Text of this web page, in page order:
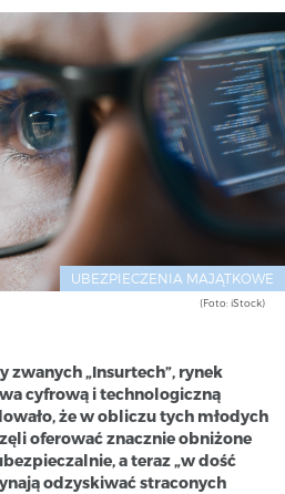
UBEZPIECZENIA MAJĄTKOWE
(Foto: iStock)
zwanych „Insurtech”, rynek
cyfrową i technologiczną
że w obliczu tych młodych
oferować znacznie obniżone
a teraz „w dość
odzyskiwać straconych